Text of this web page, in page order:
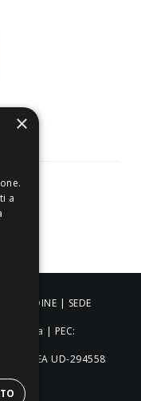
- UDINE | SEDE
Padova | PEC:
REA UD-294558
×
a